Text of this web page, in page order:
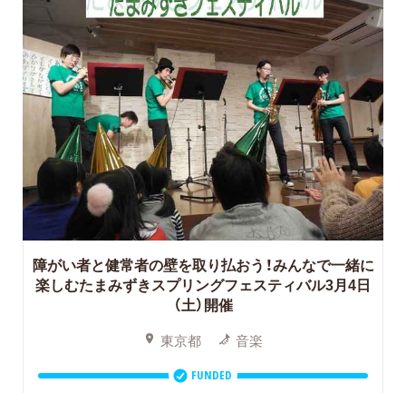
障がい者と健常者の壁を取り払おう！みんなで一緒に
楽しむたまみずきスプリングフェスティバル3月4日
（土）開催
東京都 音楽
FUNDED